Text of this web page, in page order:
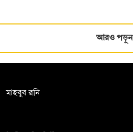
আরও পড়ুন
মাহবুব রনি